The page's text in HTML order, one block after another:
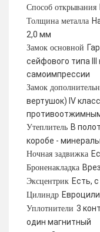
Способ открывания
Толщина металла
2,0 мм
Замок основной
сейфового типа
самоимпрессии
Замок
вертушок) IV
Утеплитель В
коробе -
Ночная задвижка
Броненакладка
Эксцентрик Есть,
Цилиндр
Уплотнители 3
один магнитный